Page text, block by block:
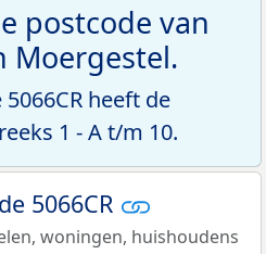
postcode van
Moergestel.
heeft de
1 - A t/m 10.
5066CR
woningen, huishoudens